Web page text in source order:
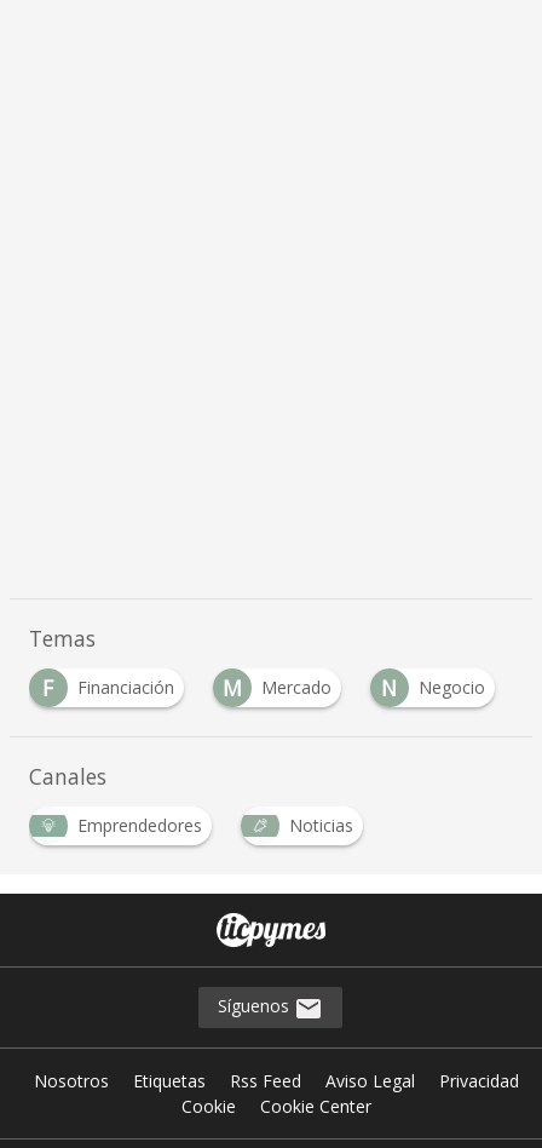
Temas
M Mercado N Negocio P
Canales
Emprendedores Noticias
Síguenos
Nosotros Etiquetas Rss Feed Aviso Legal
Privacidad
Cookie
Cookie Center